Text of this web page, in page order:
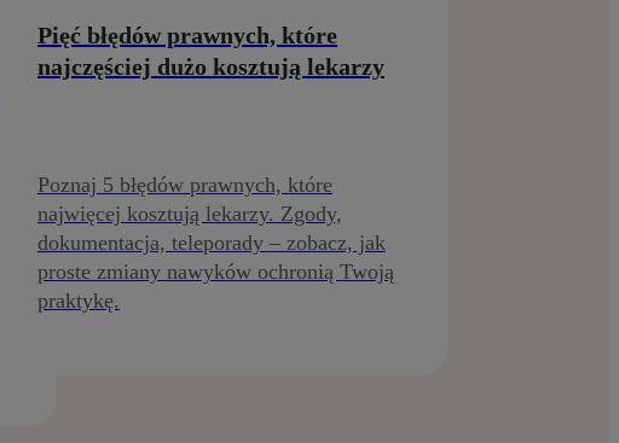
Pięć błędów prawnych, które
najczęściej dużo kosztują lekarzy
Poznaj 5 błędów prawnych, które
najwięcej kosztują lekarzy. Zgody,
dokumentacja, teleporady – zobacz, jak
proste zmiany nawyków ochronią Twoją
praktykę.